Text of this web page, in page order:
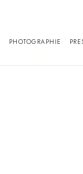
PHOTOGRAPHIE